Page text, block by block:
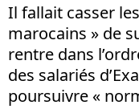
Il fallait casser
marocains » de
rentre dans
des salariés
poursuivre «